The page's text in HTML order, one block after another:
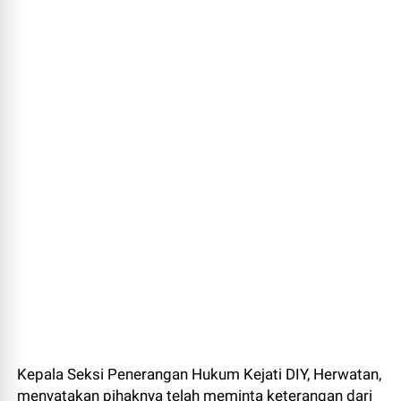
Kepala Seksi Penerangan Hukum Kejati DIY, Herwatan,
menyatakan pihaknya telah meminta keterangan dari